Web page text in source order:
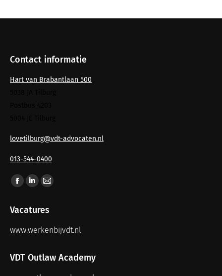
Contact informatie
Hart van Brabantlaan 500
lovetilburg@vdt-advocaten.nl
013-544-0400
Vind ons op:
Vacatures
www.werkenbijvdt.nl
VDT Outlaw Academy